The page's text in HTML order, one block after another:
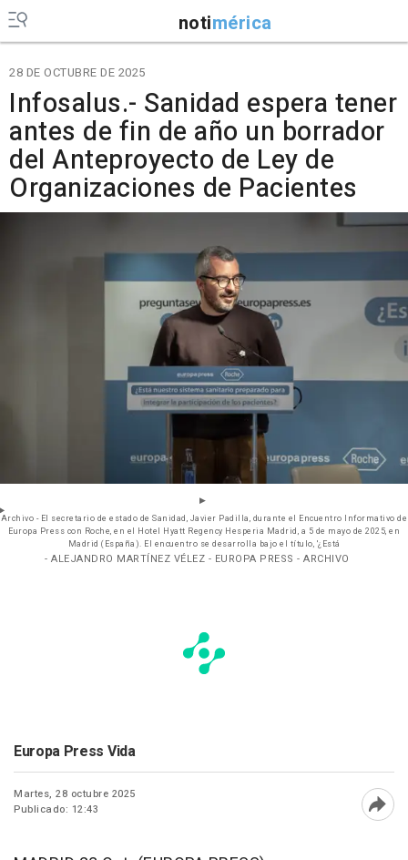
notimérica
28 DE OCTUBRE DE 2025
Infosalus.- Sanidad espera tener
antes de fin de año un borrador
del Anteproyecto de Ley de
Organizaciones de Pacientes
Archivo - El secretario de estado de Sanidad, Javier Padilla, durante el Encuentro Informativo de
Europa Press con Roche, en el Hotel Hyatt Regency Hesperia Madrid, a 5 de mayo de 2025, en
Madrid (España). El encuentro se desarrolla bajo el título, '¿Está
- ALEJANDRO MARTÍNEZ VÉLEZ - EUROPA PRESS - ARCHIVO
Europa Press Vida
Martes, 28 octubre 2025
Publicado: 12:43